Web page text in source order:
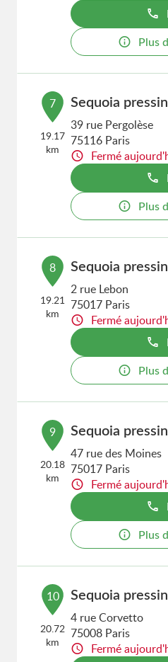
Plus
7
19.17
km
Sequoia
39 rue Pergolèse
75116 Paris
Fermé
Plus
8
19.21
km
Sequoia
2 rue Lebon
75017 Paris
Fermé
Plus
9
20.18
km
Sequoia
47 rue des Moines
75017 Paris
Fermé
Plus
10
20.72
km
Sequoia
4 rue Corvetto
75008 Paris
Fermé